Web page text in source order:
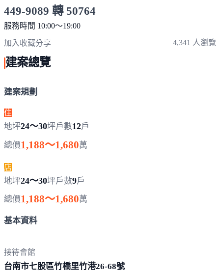
449-9089 轉 50764
服務時間 10:00～19:00
加入收藏分享 4,341 人瀏覽
建案總覽
建案規劃
住
地坪24～30坪戶數12戶
總價1,188～1,680萬
店
地坪24～30坪戶數9戶
總價1,188～1,680萬
基本資料
接待會館
台南市七股區竹橋里竹港26-68號